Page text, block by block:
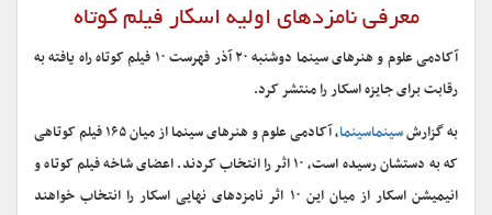
معرفی نامزدهای اولیه اسکار فیلم کوتاه
آکادمی علوم و هنرهای سینما دوشنبه ۲۰ آذر فهرست ۱۰ فیلم کوتاه راه یافته به
رقابت برای جایزه اسکار را منتشر کرد.
به گزارشسینماسینما
، آکادمی علوم و هنرهای سینما از میان ۱۶۵ فیلم کوتاهی
که به دستشان رسیده است، ۱۰ اثر را انتخاب کردند. اعضای شاخه فیلم‌ کوتاه و
انیمیشن اسکار از میان این ۱۰ اثر نامزدهای نهایی اسکار را انتخاب خواهند